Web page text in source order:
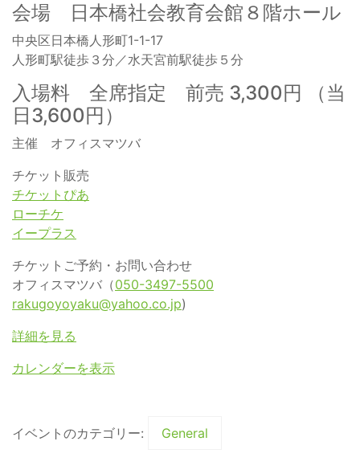
会場 日本橋社会教育会館８階ホール
中央区日本橋人形町1-1-17
人形町駅徒歩３分／水天宮前駅徒歩５分
入場料 全席指定 前売 3,300円 （当
日3,600円）
主催 オフィスマツバ
チケット販売
チケットぴあ
ローチケ
イープラス
チケットご予約・お問い合わせ
オフィスマツバ（050-3497-5500
rakugoyoyaku@yahoo.co.jp)
詳細を見る
カレンダーを表示
イベントのカテゴリー: General